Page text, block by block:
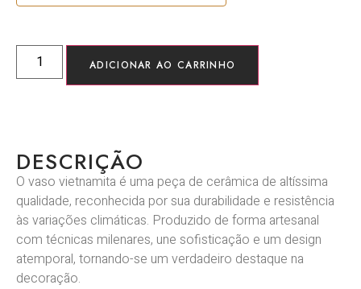
ADICIONAR AO CARRINHO
DESCRIÇÃO
O vaso vietnamita é uma peça de cerâmica de altíssima
qualidade, reconhecida por sua durabilidade e resistência
às variações climáticas. Produzido de forma artesanal
com técnicas milenares, une sofisticação e um design
atemporal, tornando-se um verdadeiro destaque na
decoração.